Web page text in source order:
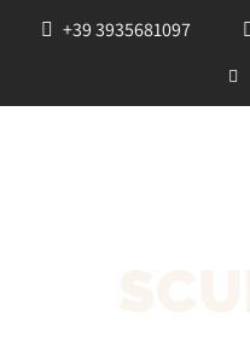
+39 3935681097